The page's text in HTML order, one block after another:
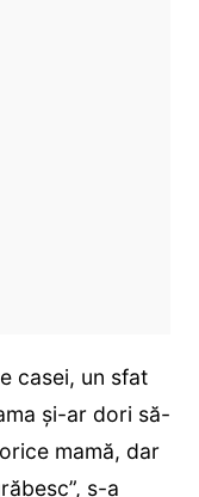
casei, un sfat
și-ar dori să-
mamă, dar
s-a